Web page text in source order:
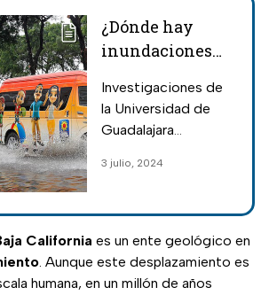
¿Dónde hay
inundaciones
Los lugares con
más riesgo
Investigaciones de
la Universidad de
Guadalajara
aumento a 570 los
la Perla Tapatía; 180
son de alta
peligrosidad por
inundaciones.
3 julio, 2024
California es un ente geológico en
. Aunque este desplazamiento es
humana, en un millón de años